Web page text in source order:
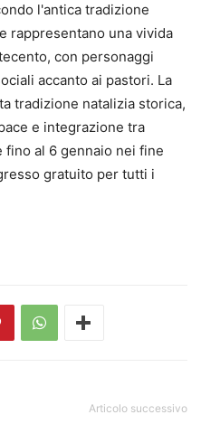
l'antica tradizione
rappresentano una vivida
con personaggi
accanto ai pastori. La
tradizione natalizia storica,
e integrazione tra
al 6 gennaio nei fine
gratuito per tutti i
Articolo successivo